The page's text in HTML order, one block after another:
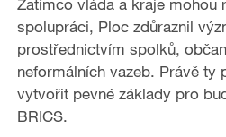
spolupráci, Ploc zdůraznil
prostřednictvím spolků,
neformálních vazeb. Právě ty
vytvořit pevné základy pro
BRICS.